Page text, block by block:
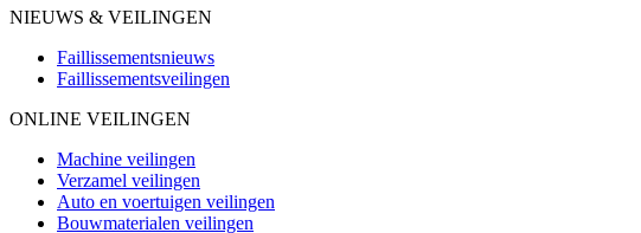
NIEUWS & VEILINGEN
Faillissementsnieuws
Faillissementsveilingen
ONLINE VEILINGEN
Machine veilingen
Verzamel veilingen
Auto en voertuigen veilingen
Bouwmaterialen veilingen